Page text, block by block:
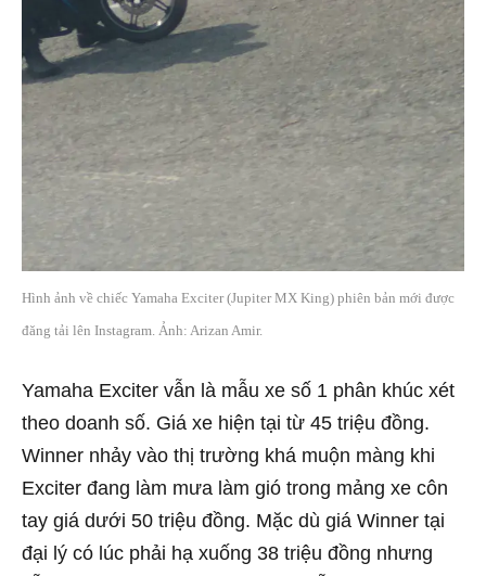
Hình ảnh về chiếc Yamaha Exciter (Jupiter MX King) phiên bản mới được
đăng tải lên Instagram. Ảnh: Arizan Amir.
Yamaha Exciter vẫn là mẫu xe số 1 phân khúc xét
theo doanh số. Giá xe hiện tại từ 45 triệu đồng.
Winner nhảy vào thị trường khá muộn màng khi
Exciter đang làm mưa làm gió trong mảng xe côn
tay giá dưới 50 triệu đồng. Mặc dù giá Winner tại
đại lý có lúc phải hạ xuống 38 triệu đồng nhưng